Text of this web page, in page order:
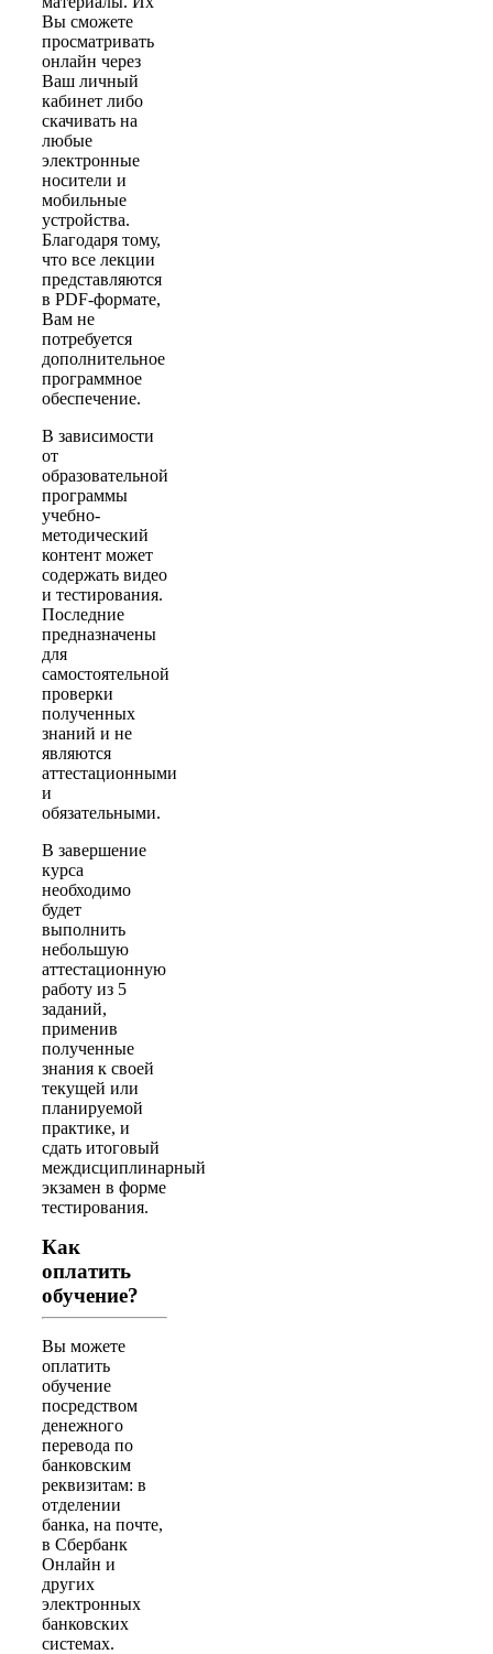
Вы сможете
просматривать
онлайн через
Ваш личный
кабинет либо
скачивать на
любые
электронные
носители и
мобильные
устройства.
Благодаря тому,
что все лекции
представляются
в PDF-формате,
Вам не
потребуется
дополнительное
программное
обеспечение.
В зависимости
от
образовательной
программы
учебно-
методический
контент может
содержать видео
и тестирования.
Последние
предназначены
для
самостоятельной
проверки
полученных
знаний и не
являются
аттестационными
и
обязательными.
В завершение
курса
необходимо
будет
выполнить
небольшую
аттестационную
работу из 5
заданий,
применив
полученные
знания к своей
текущей или
планируемой
практике, и
сдать итоговый
междисциплинарный
экзамен в форме
тестирования.
Как
оплатить
обучение?
Вы можете
оплатить
обучение
посредством
денежного
перевода по
банковским
реквизитам: в
отделении
банка, на почте,
в Сбербанк
Онлайн и
других
электронных
банковских
системах.